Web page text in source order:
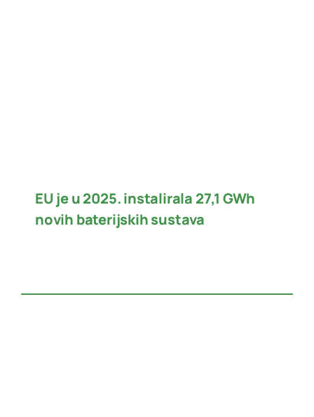
EU je u 2025. instalirala 27,1 GWh
novih baterijskih sustava